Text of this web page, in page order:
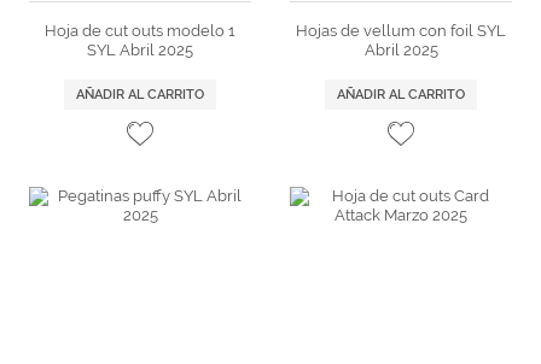
Hoja de cut outs modelo 1
SYL Abril 2025
AÑADIR AL CARRITO
Hojas de vellum con foil SYL
Abril 2025
AÑADIR AL CARRITO